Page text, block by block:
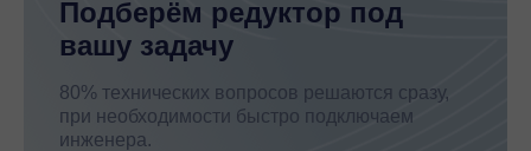
Подберём редуктор под
вашу задачу
80% технических вопросов решаются сразу,
при необходимости быстро подключаем
инженера.